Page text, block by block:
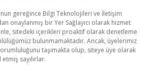
gereğince Bilgi Teknolojileri ve İletişim
onaylanmış bir Yer Sağlayıcı olarak hizmet
sitedeki içerikleri proaktif olarak denetleme
bulunmamaktadır. Ancak, üyelerimiz
taşımakta olup, siteye üye olarak
sayılırlar.